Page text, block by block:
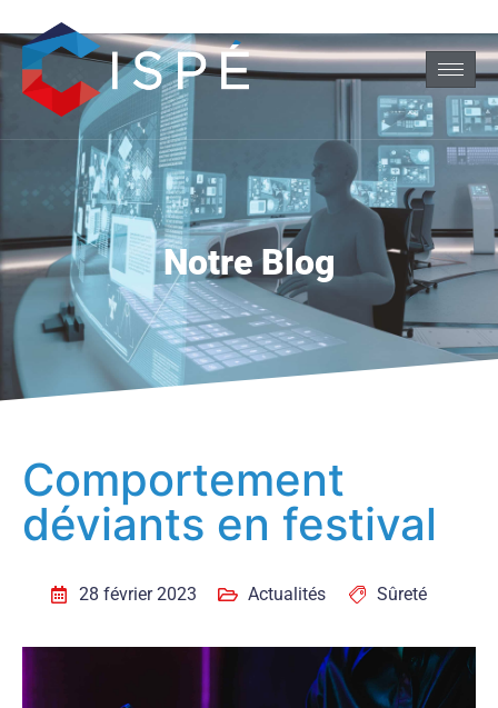
Notre Blog
Comportement
déviants en festival
28 février 2023 Actualités Sûreté